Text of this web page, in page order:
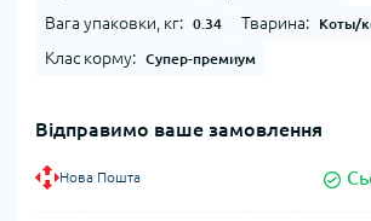
Вага упаковки, кг: 0.34 Тварина: Коты/
Клас корму: Супер-премиум
Відправимо ваше замовлення
Нова Пошта